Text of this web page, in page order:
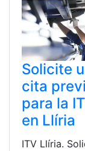
Solicite
cita
para la
en Llíria
ITV Llíria.